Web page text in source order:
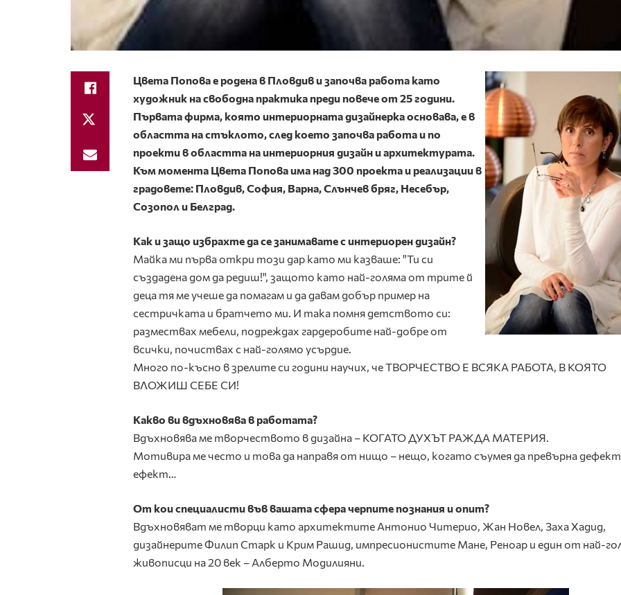
Цвета Попова е родена в Пловдив и започва работа като
художник на свободна практика преди повече от 25 години.
Първата фирма, която интериорната дизайнерка основава, е в
областта на стъклото, след което започва работа и по
проекти в областта на интериорния дизайн и архитектурата.
Към момента Цвета Попова има над 300 проекта и реализации в
градовете: Пловдив, София, Варна, Слънчев бряг, Несебър,
Созопол и Белград.
Как и защо избрахте да се занимавате с интериорен дизайн?
Майка ми първа откри този дар като ми казваше: "Ти си
създадена дом да редиш!", защото като най-голяма от трите й
деца тя ме учеше да помагам и да давам добър пример на
сестричката и братчето ми. И така помня детството си:
размествах мебели, подреждах гардеробите най-добре от
всички, почиствах с най-голямо усърдие.
Много по-късно в зрелите си години научих, че ТВОРЧЕСТВО Е ВСЯКА РАБОТА, В КОЯТО
ВЛОЖИШ СЕБЕ СИ!
Какво ви вдъхновява в работата?
Вдъхновява ме творчеството в дизайна – КОГАТО ДУХЪТ РАЖДА МАТЕРИЯ.
Мотивира ме често и това да направя от нищо – нещо, когато съумея да превърна
ефект…
От кои специалисти във вашата сфера черпите познания и опит?
Вдъхновяват ме творци като архитектите Антонио Читерио, Жан Новел, Заха Хадид,
дизайнерите Филип Старк и Крим Рашид, импресионистите Мане, Реноар и един от най-
живописци на 20 век – Алберто Модилияни.